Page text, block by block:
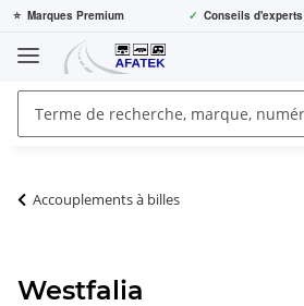
⭐ Marques Premium ✓ Conseils d'experts
Accouplements à billes
Westfalia